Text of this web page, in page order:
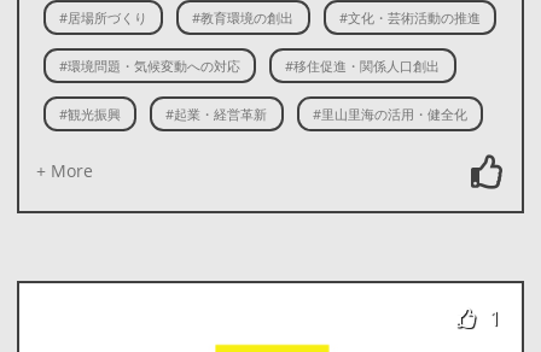
#居場所づくり #教育環境の創出 #文化・芸術活動の推進
#環境問題・気候変動への対応 #移住促進・関係人口創出
#観光振興 #起業・経営革新 #里山里海の活用・健全化
+ More
1